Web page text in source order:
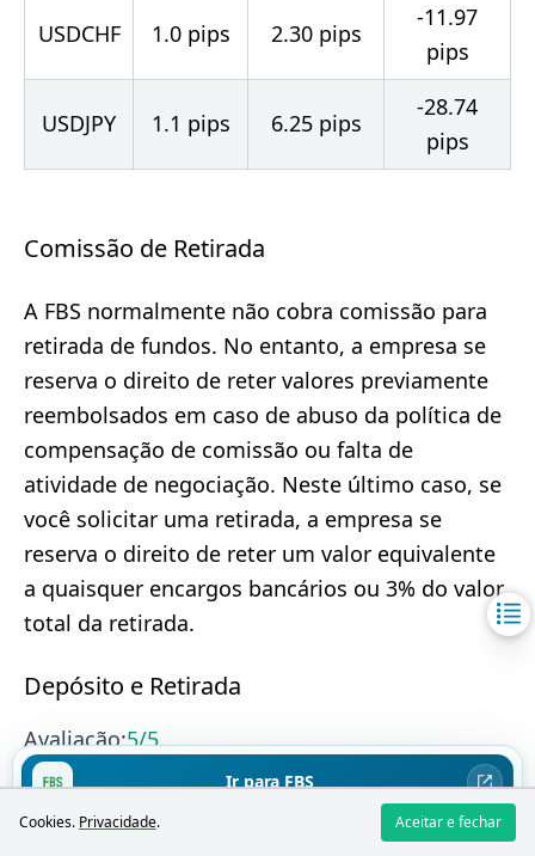
USDCHF 1.0 pips 2.30 pips
-11.97
pips
USDJPY 1.1 pips 6.25 pips
-28.74
pips
Comissão de Retirada
A FBS normalmente não cobra comissão para
retirada de fundos. No entanto, a empresa se
reserva o direito de reter valores previamente
reembolsados em caso de abuso da política de
compensação de comissão ou falta de
atividade de negociação. Neste último caso, se
você solicitar uma retirada, a empresa se
reserva o direito de reter um valor equivalente
a quaisquer encargos bancários ou 3% do valor
total da retirada.
Depósito e Retirada
Avaliação:5/5
vários métodos para depósito e
retirada de fundos
, permitindo que os traders
Ir para FBS
Negociar CFDs envolve alto risco
Cookies. Privacidade. Aceitar e fechar